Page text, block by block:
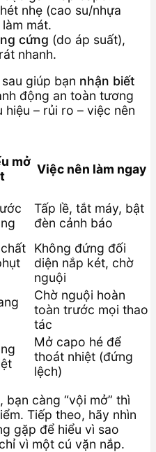
nhẹ (cao su/nhựa
mát.
cứng (do áp suất),
nhanh.
giúp bạn nhận biết
động an toàn tương
– rủi ro – việc nên
mở
Việc nên làm ngay
Tấp lề, tắt máy, bật
đèn cảnh báo
Không đứng đối
diện nắp két, chờ
nguội
Chờ nguội hoàn
toàn trước mọi thao
tác
Mở capo hé để
thoát nhiệt (đứng
lệch)
càng “vội mở” thì
Tiếp theo, hãy nhìn
gặp để hiểu vì sao
vì một cú vặn nắp.